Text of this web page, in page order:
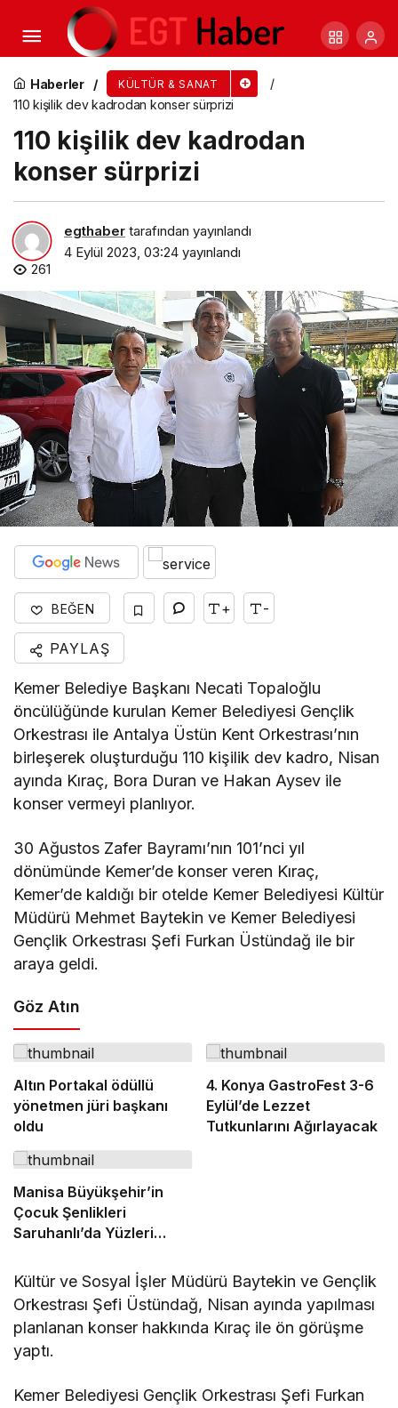
Haberler KÜLTÜR & SANAT
110 kişilik dev kadrodan konser sürprizi
110 kişilik dev kadrodan
konser sürprizi
egthaber tarafından yayınlandı
4 Eylül 2023, 03:24 yayınlandı
261
BEĞEN + -
PAYLAŞ
Kemer Belediye Başkanı Necati Topaloğlu
öncülüğünde kurulan Kemer Belediyesi Gençlik
Orkestrası ile Antalya Üstün Kent Orkestrası’nın
birleşerek oluşturduğu 110 kişilik dev kadro, Nisan
ayında Kıraç, Bora Duran ve Hakan Aysev ile
konser vermeyi planlıyor.
30 Ağustos Zafer Bayramı’nın 101’nci yıl
dönümünde Kemer’de konser veren Kıraç,
Kemer’de kaldığı bir otelde Kemer Belediyesi Kültür
Müdürü Mehmet Baytekin ve Kemer Belediyesi
Gençlik Orkestrası Şefi Furkan Üstündağ ile bir
araya geldi.
Göz Atın
Altın Portakal ödüllü
yönetmen jüri başkanı
oldu
4. Konya GastroFest 3-6
Eylül’de Lezzet
Tutkunlarını Ağırlayacak
Manisa Büyükşehir’in
Çocuk Şenlikleri
Saruhanlı’da Yüzleri
Kültür ve Sosyal İşler Müdürü Baytekin ve Gençlik
Orkestrası Şefi Üstündağ, Nisan ayında yapılması
planlanan konser hakkında Kıraç ile ön görüşme
yaptı.
Kemer Belediyesi Gençlik Orkestrası Şefi Furkan
Türk Dünyasında Ezgiler konseri büyüledi